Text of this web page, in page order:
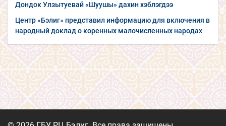
Дондок Улзытуевай «Шуушы» дахин хэблэгдээ
Центр «Бэлиг» представил информацию для включения в
народный доклад о коренных малочисленных народах